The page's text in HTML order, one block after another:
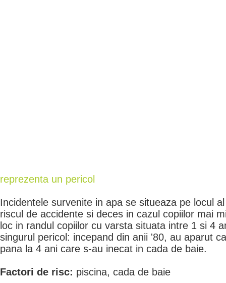
reprezenta un pericol
Incidentele survenite in apa se situeaza pe locul
riscul de accidente si deces in cazul copiilor mai
loc in randul copiilor cu varsta situata intre 1 si 4
singurul pericol: incepand din anii '80, au aparut
pana la 4 ani care s-au inecat in cada de baie.
Factori de risc: piscina, cada de baie